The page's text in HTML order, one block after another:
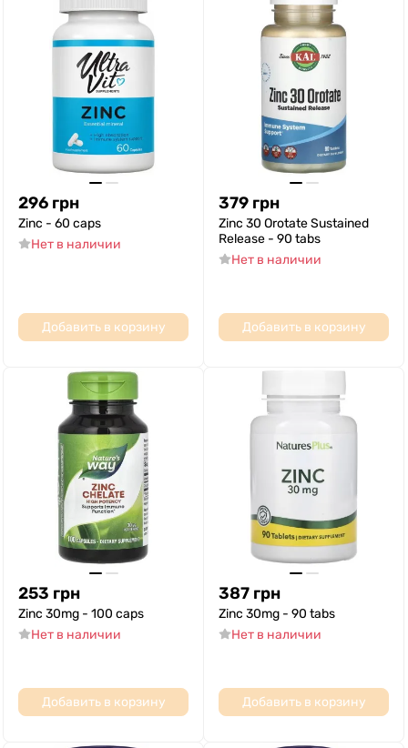
296 грн
Zinc - 60 caps
Нет в наличии
Добавить в корзину
379 грн
Zinc 30 Orotate Sustained
Release - 90 tabs
Нет в наличии
Добавить в корзину
253 грн
Zinc 30mg - 100 caps
Нет в наличии
Добавить в корзину
387 грн
Zinc 30mg - 90 tabs
Нет в наличии
Добавить в корзину